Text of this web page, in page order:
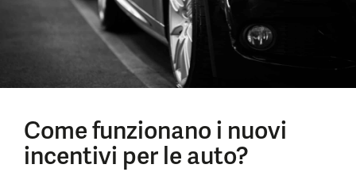
Come funzionano i nuovi
incentivi per le auto?